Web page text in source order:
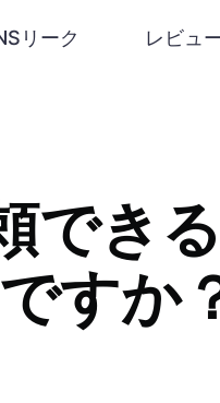
リーク レビュ
できる
すか